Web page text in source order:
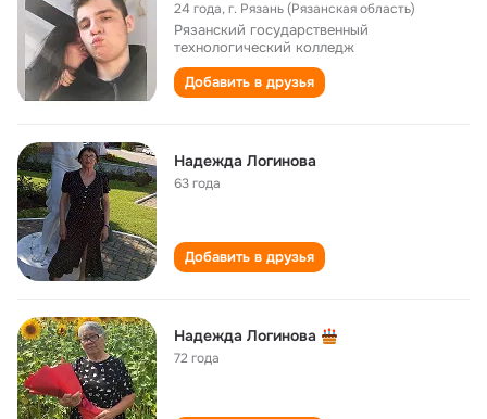
24 года,г. Рязань (Рязанская область)
Рязанский государственный
технологический колледж
Добавить в друзья
Надежда Логинова
63 года
Добавить в друзья
Надежда Логинова
72 года